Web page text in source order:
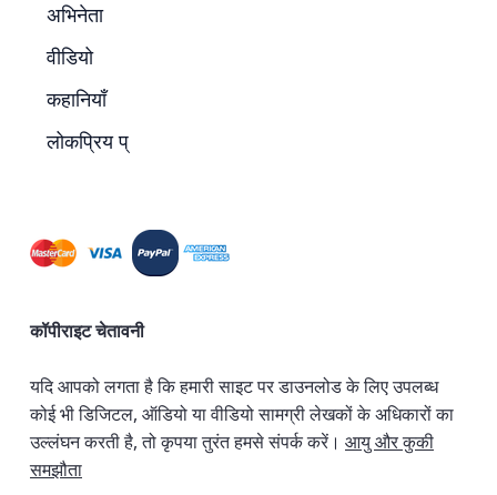
अभिनेता
वीडियो
कहानियाँ
लोकप्रिय प्
कॉपीराइट चेतावनी
यदि आपको लगता है कि हमारी साइट पर डाउनलोड के लिए उपलब्ध
कोई भी डिजिटल, ऑडियो या वीडियो सामग्री लेखकों के अधिकारों का
उल्लंघन करती है, तो कृपया तुरंत हमसे संपर्क करें। आयु और कुकी
समझौता